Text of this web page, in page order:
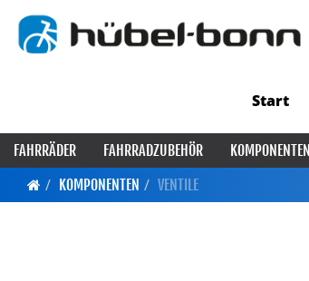
Start
FAHRRÄDER FAHRRADZUBEHÖR KOMPONENTEN
KOMPONENTEN
VENTILE